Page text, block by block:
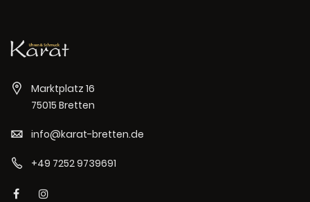
Marktplatz 16
75015 Bretten
info@karat-bretten.de
+49 7252 9739691